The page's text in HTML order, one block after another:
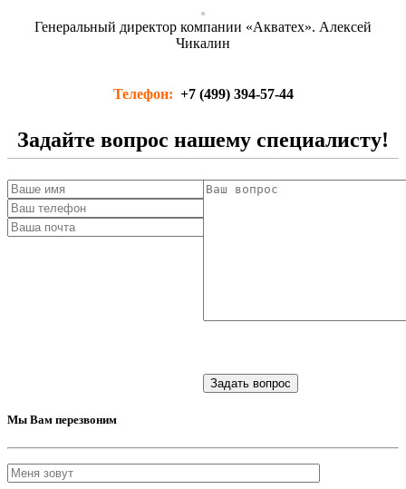
Генеральный директор компании «Акватех». Алексей
Чикалин
Телефон: +7 (499) 394-57-44
Задайте вопрос нашему специалисту!
Мы Вам перезвоним